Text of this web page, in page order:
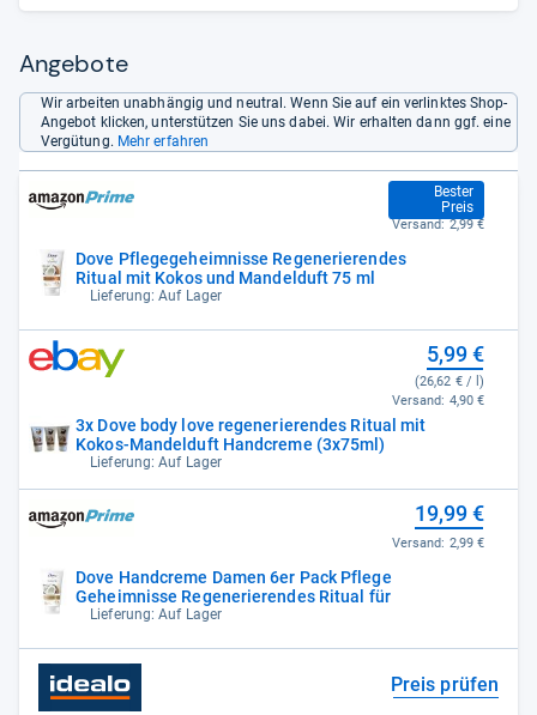
empört darüber, wie das Prdokt beworben
Angebote
Wir arbeiten unabhängig und neutral. Wenn Sie auf ein verlinktes Shop-
Angebot klicken, unterstützen Sie uns dabei. Wir erhalten dann ggf. eine
Vergütung. Mehr erfahren
Dove Pflegegeheimnisse Regenerierendes
Ritual mit Kokos und Mandelduft 75 ml
Lieferung: Auf Lager
Bester
Preis
5,95 €
Versand: 2,99 €
3x Dove body love regenerierendes Ritual mit
Kokos-Mandelduft Handcreme (3x75ml)
Lieferung: Auf Lager
5,99 €
(26,62 € / l)
Versand: 4,90 €
Dove Handcreme Damen 6er Pack Pflege
Geheimnisse Regenerierendes Ritual für
Lieferung: Auf Lager
19,99 €
Versand: 2,99 €
Preis prüfen